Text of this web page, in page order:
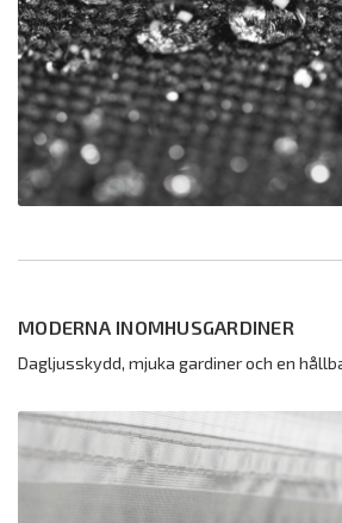
MODERNA INOMHUSGARDINER
Dagljusskydd, mjuka gardiner och en